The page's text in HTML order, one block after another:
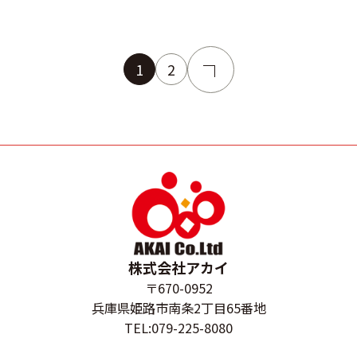
1 2
株式会社アカイ
〒670-0952
兵庫県姫路市南条2丁目65番地
TEL:079-225-8080